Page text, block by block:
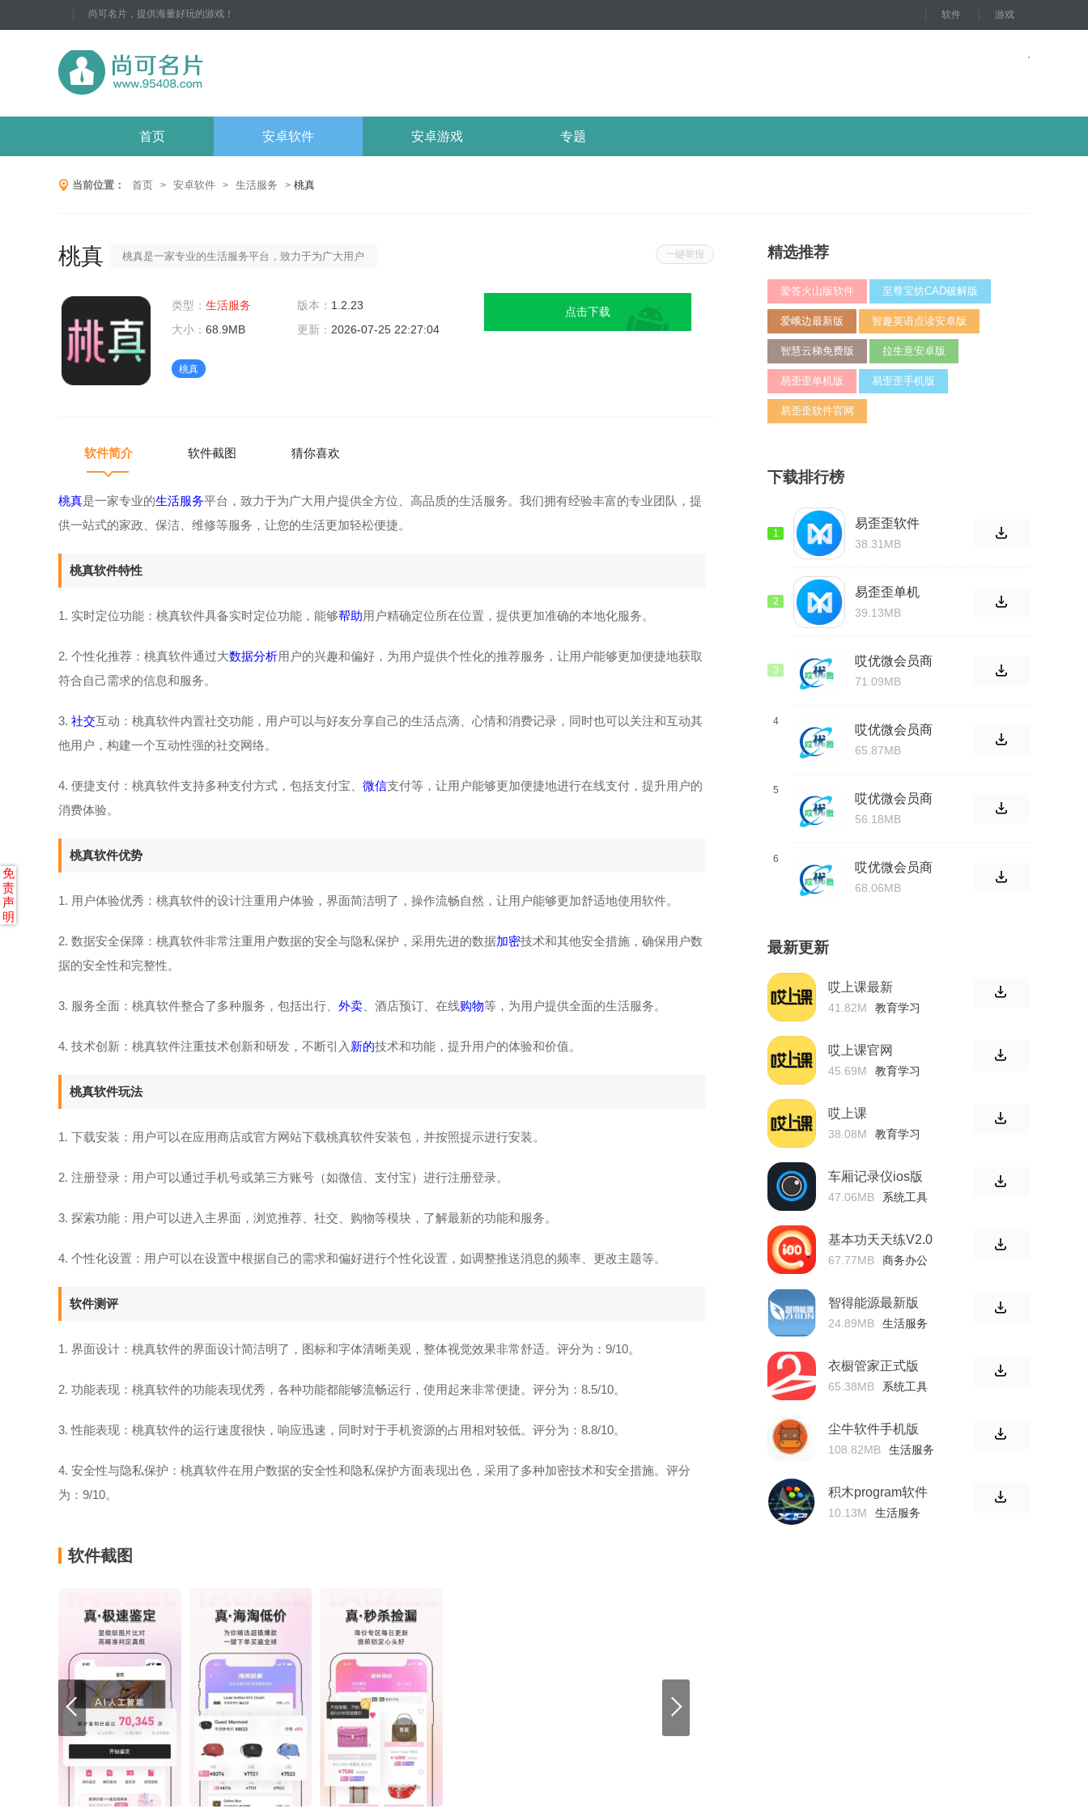
尚可名片，提供海量好玩的游戏！ 软件 游戏
首页 安卓软件 安卓游戏 专题
当前位置： 首页 > 安卓软件 > 生活服务 > 桃真
一键举报
桃真
桃真是一家专业的生活服务平台，致力于为广大用户
的专业团队，提供一站式的家政、保洁、维修等服
务，让您的生活更加轻松便捷。桃真软件特性1.实时
定位功能：桃真软件具备实时定位功能，能够帮助用
户精确定位所在位置，提供更加准
类型： 生活服务 版本： 1.2.23
大小： 68.9MB 更新： 2026-07-25 22:27:04
桃真
点击下载
软件简介 软件截图 猜你喜欢
桃真是一家专业的生活服务平台，致力于为广大用户提供全方位、高品质的生活服务。我们拥有经验丰富的专业团队，提
供一站式的家政、保洁、维修等服务，让您的生活更加轻松便捷。
桃真软件特性
1. 实时定位功能：桃真软件具备实时定位功能，能够帮助用户精确定位所在位置，提供更加准确的本地化服务。
2. 个性化推荐：桃真软件通过大数据分析用户的兴趣和偏好，为用户提供个性化的推荐服务，让用户能够更加便捷地获取
符合自己需求的信息和服务。
3. 社交互动：桃真软件内置社交功能，用户可以与好友分享自己的生活点滴、心情和消费记录，同时也可以关注和互动其
他用户，构建一个互动性强的社交网络。
4. 便捷支付：桃真软件支持多种支付方式，包括支付宝、 微信支付等，让用户能够更加便捷地进行在线支付，提升用户的
消费体验。
桃真软件优势
1. 用户体验优秀：桃真软件的设计注重用户体验，界面简洁明了，操作流畅自然，让用户能够更加舒适地使用软件。
2. 数据安全保障：桃真软件非常注重用户数据的安全与隐私保护，采用先进的数据加密技术和其他安全措施，确保用户数
据的安全性和完整性。
3. 服务全面：桃真软件整合了多种服务，包括出行、 外卖 、酒店预订、在线购物等，为用户提供全面的生活服务。
4. 技术创新：桃真软件注重技术创新和研发，不断引入 新的技术和功能，提升用户的体验和价值。
桃真软件玩法
1. 下载安装：用户可以在应用商店或官方网站下载桃真软件安装包，并按照提示进行安装。
2. 注册登录：用户可以通过手机号或第三方账号（如微信、支付宝）进行注册登录。
3. 探索功能：用户可以进入主界面，浏览推荐、社交、购物等模块，了解最新的功能和服务。
4. 个性化设置：用户可以在设置中根据自己的需求和偏好进行个性化设置，如调整推送消息的频率、更改主题等。
软件测评
1. 界面设计：桃真软件的界面设计简洁明了，图标和字体清晰美观，整体视觉效果非常舒适。评分为：9/10。
2. 功能表现：桃真软件的功能表现优秀，各种功能都能够流畅运行，使用起来非常便捷。评分为：8.5/10。
3. 性能表现：桃真软件的运行速度很快，响应迅速，同时对于手机资源的占用相对较低。评分为：8.8/10。
4. 安全性与隐私保护：桃真软件在用户数据的安全性和隐私保护方面表现出色，采用了多种加密技术和安全措施。评分
为：9/10。
软件截图
精选推荐
爱答火山版软件 至尊宝纺CAD破解版
爱峨边最新版 智趣英语点读安卓版
智慧云梯免费版 拉生意安卓版
易歪歪单机版 易歪歪手机版
易歪歪软件官网
下载排行榜
1
易歪歪软件
38.31MB
2
易歪歪单机
39.13MB
3
哎优微会员商
城最新版
71.09MB
4
哎优微会员商
城客户端
65.87MB
5
哎优微会员商
城app
56.18MB
6
哎优微会员商
城
68.06MB
最新更新
哎上课最新
41.82M 教育学习
哎上课官网
45.69M 教育学习
哎上课
38.08M 教育学习
车厢记录仪ios版
47.06MB 系统工具
基本功天天练V2.0
67.77MB 商务办公
智得能源最新版
24.89MB 生活服务
衣橱管家正式版
65.38MB 系统工具
尘牛软件手机版
108.82MB 生活服务
积木program软件
10.13M 生活服务
免
责
声
明